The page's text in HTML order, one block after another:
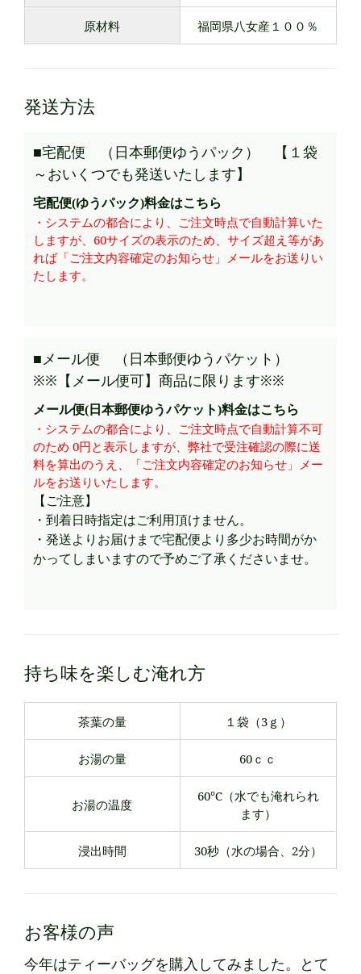
原材料 福岡県八女産１００％
発送方法
■宅配便 （日本郵便ゆうパック） 【１袋
～おいくつでも発送いたします】
宅配便(ゆうパック)料金はこちら
・システムの都合により、ご注文時点で自動計算いた
しますが、60サイズの表示のため、サイズ超え等があ
れば「ご注文内容確定のお知らせ」メールをお送りい
たします。
■メール便 （日本郵便ゆうパケット）
※※【メール便可】商品に限ります※※
メール便(日本郵便ゆうパケット)料金はこちら
・システムの都合により、ご注文時点で自動計算不可
のため 0円と表示しますが、弊社で受注確認の際に送
料を算出のうえ、「ご注文内容確定のお知らせ」メー
ルをお送りいたします。
【ご注意】
・到着日時指定はご利用頂けません。
・発送よりお届けまで宅配便より多少お時間がか
かってしまいますので予めご了承くださいませ。
持ち味を楽しむ淹れ方
茶葉の量 １袋（3ｇ）
お湯の量 60ｃｃ
お湯の温度
60℃（水でも淹れられ
ます）
浸出時間 30秒（水の場合、2分）
お客様の声
今年はティーバッグを購入してみました。とて